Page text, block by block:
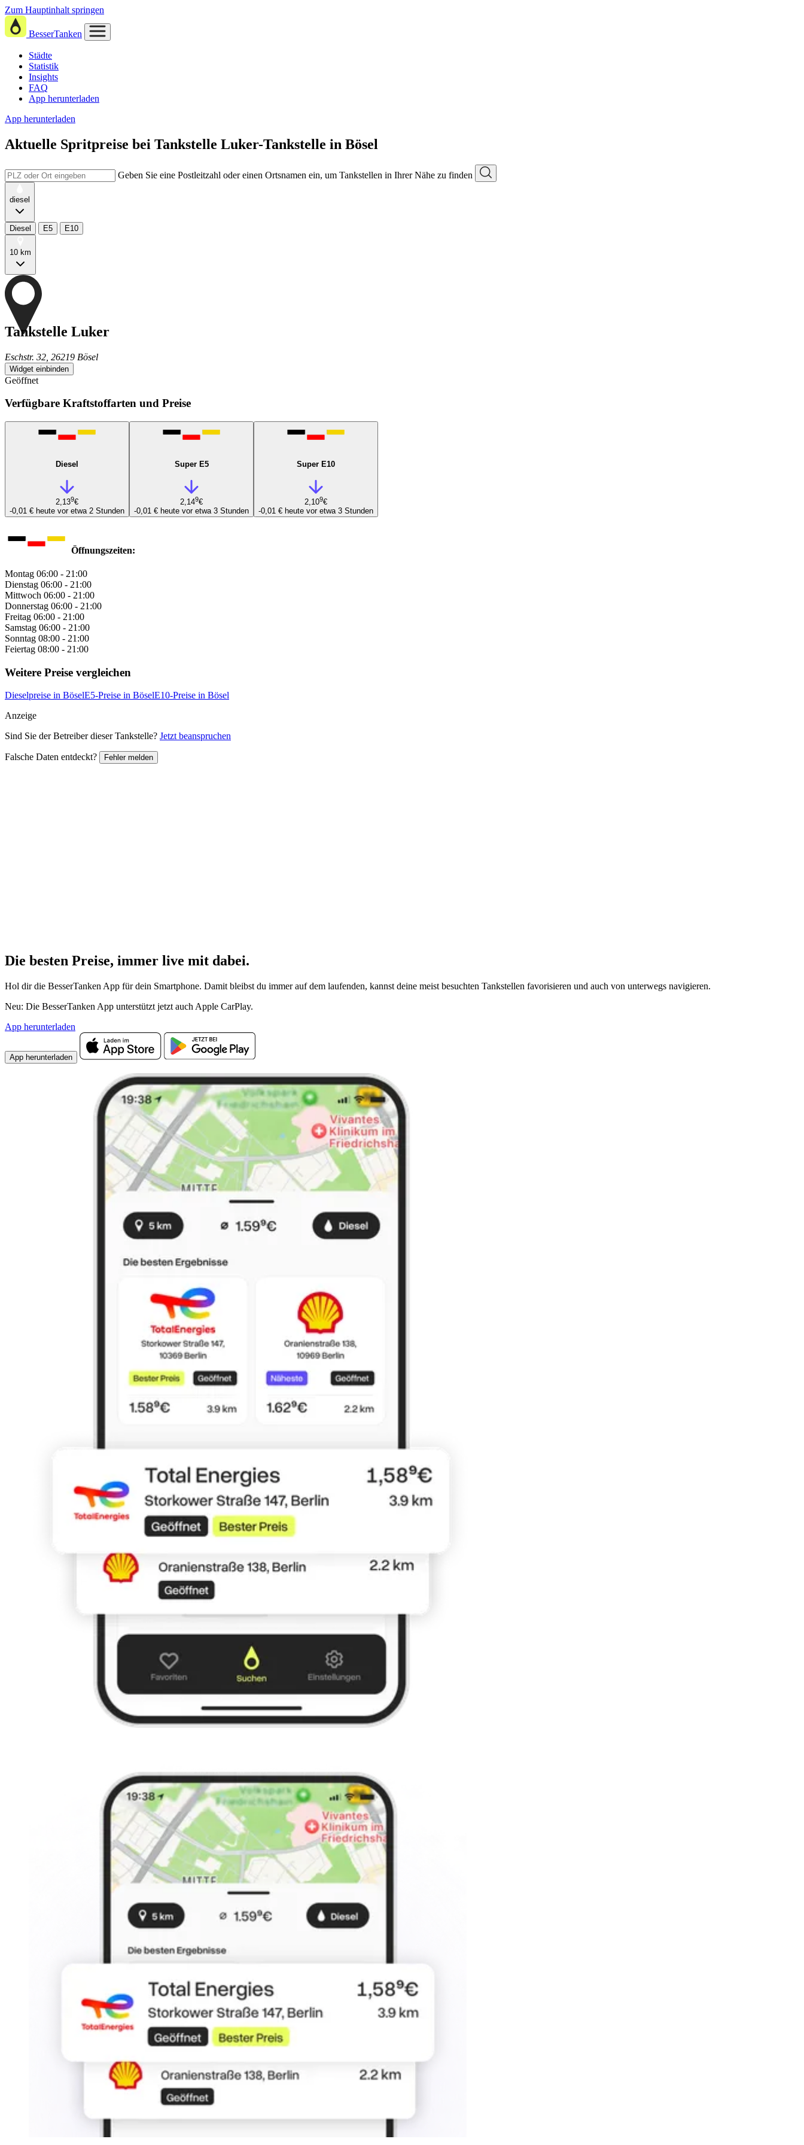
Zum Hauptinhalt springen
BesserTanken
Städte
Statistik
Insights
FAQ
App herunterladen
App herunterladen
Aktuelle Spritpreise bei Tankstelle Luker-Tankstelle in Bösel
Geben Sie eine Postleitzahl oder einen Ortsnamen ein, um Tankstellen in Ihrer Nähe zu finden
diesel
Diesel E5 E10
10 km
Tankstelle Luker
Eschstr. 32, 26219 Bösel
Widget einbinden
Geöffnet
Verfügbare Kraftstoffarten und Preise
Diesel
2,139€
-0,01 € heute vor etwa 2 Stunden
Super E5
2,149€
-0,01 € heute vor etwa 3 Stunden
Super E10
2,109€
-0,01 € heute vor etwa 3 Stunden
Öffnungszeiten:
Montag 06:00 - 21:00
Dienstag 06:00 - 21:00
Mittwoch 06:00 - 21:00
Donnerstag 06:00 - 21:00
Freitag 06:00 - 21:00
Samstag 06:00 - 21:00
Sonntag 08:00 - 21:00
Feiertag 08:00 - 21:00
Weitere Preise vergleichen
Dieselpreise in BöselE5-Preise in BöselE10-Preise in Bösel
Anzeige
Sind Sie der Betreiber dieser Tankstelle? Jetzt beanspruchen
Falsche Daten entdeckt? Fehler melden
Die besten Preise, immer live mit dabei.
Hol dir die BesserTanken App für dein Smartphone. Damit bleibst du immer auf dem laufenden, kannst deine meist besuchten Tankstellen favorisieren und auch von unterwegs navigieren.
Neu: Die BesserTanken App unterstützt jetzt auch Apple CarPlay.
App herunterladen
App herunterladen